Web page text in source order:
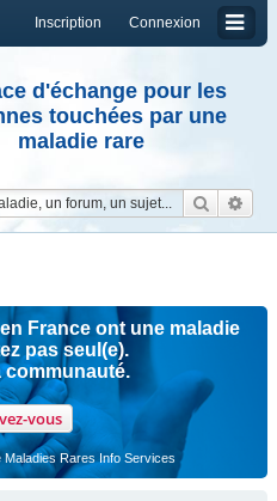
Connexion
Inscription
d'échange pour les
touchées par une
maladie rare
France ont une maladie
pas seul(e).
communauté.
vous
Rares Info Services